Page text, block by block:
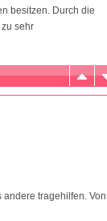
besitzen. Durch die
sehr
tragehilfen. Von